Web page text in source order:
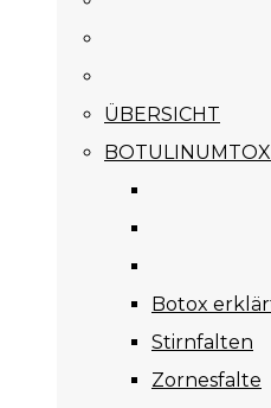
ÜBERSICHT
Botox
Stirnfalten
Zornesfalte